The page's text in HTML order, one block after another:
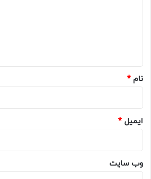
نام*
ایمیل*
وب‌ سایت